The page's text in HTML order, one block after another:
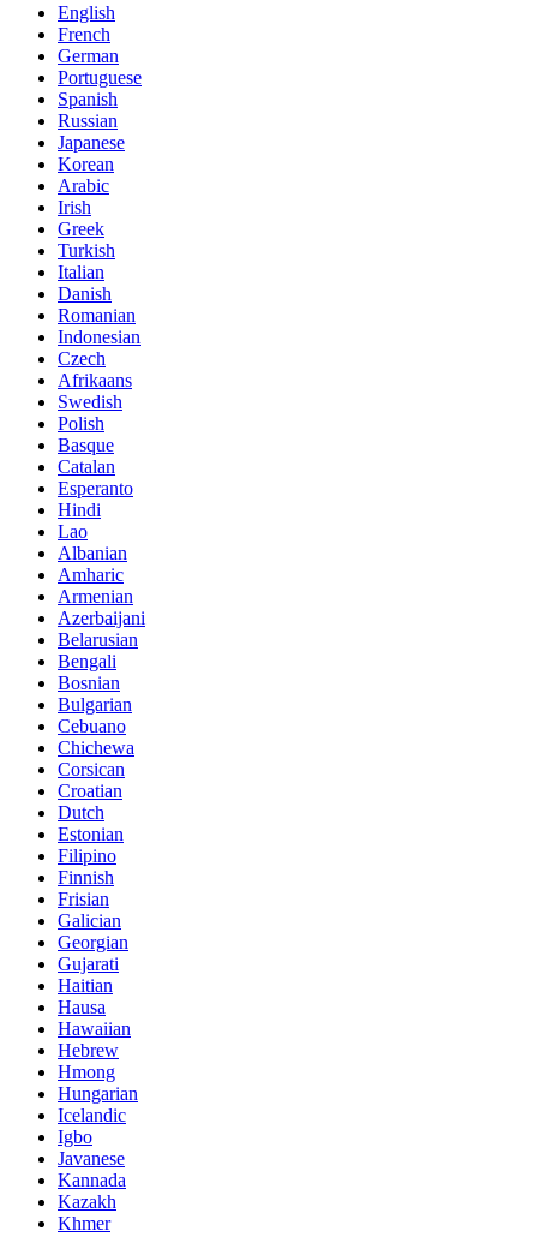
English
French
German
Portuguese
Spanish
Russian
Japanese
Korean
Arabic
Irish
Greek
Turkish
Italian
Danish
Romanian
Indonesian
Czech
Afrikaans
Swedish
Polish
Basque
Catalan
Esperanto
Hindi
Lao
Albanian
Amharic
Armenian
Azerbaijani
Belarusian
Bengali
Bosnian
Bulgarian
Cebuano
Chichewa
Corsican
Croatian
Dutch
Estonian
Filipino
Finnish
Frisian
Galician
Georgian
Gujarati
Haitian
Hausa
Hawaiian
Hebrew
Hmong
Hungarian
Icelandic
Igbo
Javanese
Kannada
Kazakh
Khmer